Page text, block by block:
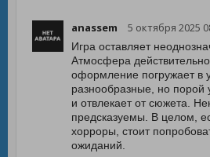
anassem 5 октября 2025
Игра оставляет
Атмосфера действительно
оформление погружает в
разнообразные, но порой
и отвлекает от сюжета.
предсказуемы. В целом,
хорроры, стоит
ожиданий.